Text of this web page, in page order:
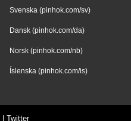
Svenska (pinhok.com/sv)
Dansk (pinhok.com/da)
Norsk (pinhok.com/nb)
Íslenska (pinhok.com/is)
Twitter